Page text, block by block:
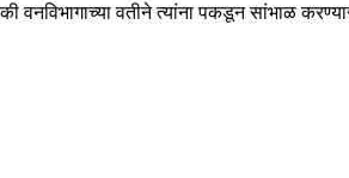
वतीने त्यांना पकडून सांभाळ